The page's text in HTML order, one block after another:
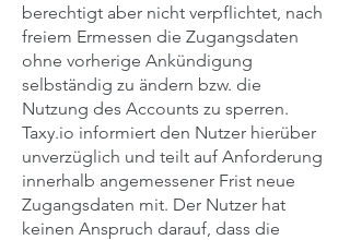
berechtigt aber nicht verpflichtet, nach
freiem Ermessen die Zugangsdaten
ohne vorherige Ankündigung
selbständig zu ändern bzw. die
Nutzung des Accounts zu sperren.
Taxy.io informiert den Nutzer hierüber
unverzüglich und teilt auf Anforderung
innerhalb angemessener Frist neue
Zugangsdaten mit. Der Nutzer hat
keinen Anspruch darauf, dass die